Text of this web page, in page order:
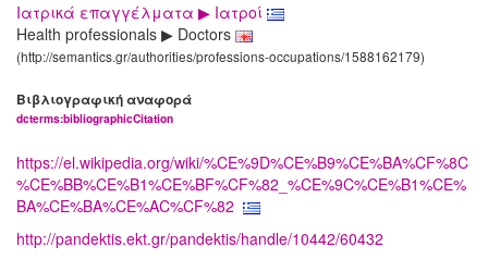
Ιατρικά επαγγέλματα ▶ Ιατροί
Health professionals ▶ Doctors
(http://semantics.gr/authorities/professions-occupations/1588162179)
Βιβλιογραφική αναφορά
dcterms:bibliographicCitation
https://el.wikipedia.org/wiki/%CE%9D%CE%B9%CE%BA%CF%8C
%CE%BB%CE%B1%CE%BF%CF%82_%CE%9C%CE%B1%CE%
BA%CE%BA%CE%AC%CF%82
http://pandektis.ekt.gr/pandektis/handle/10442/60432